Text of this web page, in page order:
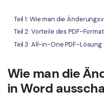
Finanzen
Bewertungen
Sehen Sie, was unsere
Bearbeiten, Drucken und
PDF-Wissen
Teil 1: Wie man die
Teil 2: Vorteile des PDF-
Teil 3: All-in-One PDF-Lösung
Wie man die
in Word